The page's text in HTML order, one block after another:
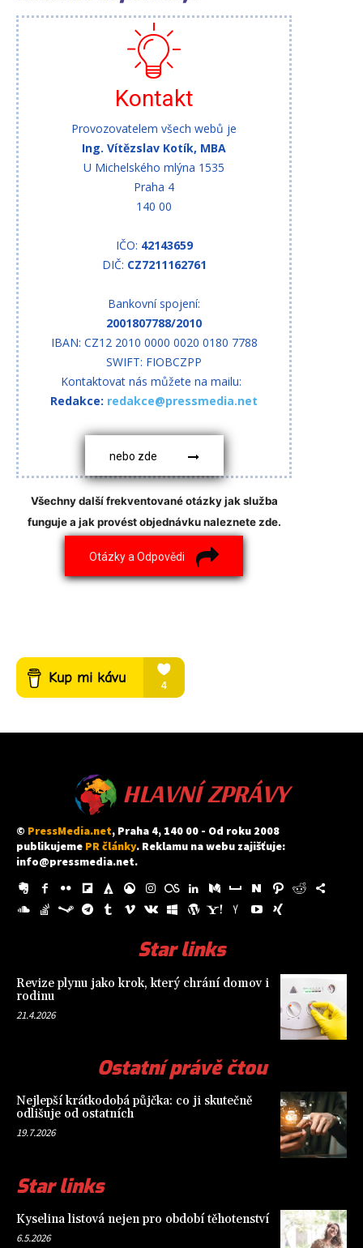
Kontakt
Provozovatelem všech webů je
Ing. Vítězslav Kotík, MBA
U Michelského mlýna 1535
Praha 4
140 00
IČO: 42143659
DIČ: CZ7211162761
Bankovní spojení:
2001807788/2010
IBAN: CZ12 2010 0000 0020 0180 7788
SWIFT: FIOBCZPP
Kontaktovat nás můžete na mailu:
Redakce: redakce@pressmedia.net
nebo zde
Všechny další frekventované otázky jak služba
funguje a jak provést objednávku naleznete zde.
Otázky a Odpovědi
HLAVNÍ ZPRÁVY
© PressMedia.net, Praha 4, 140 00 - Od roku 2008
publikujeme PR články. Reklamu na webu zajišťuje:
info@pressmedia.net.
Star links
Revize plynu jako krok, který chrání domov i
rodinu
21.4.2026
Ostatní právě čtou
Nejlepší krátkodobá půjčka: co ji skutečně
odlišuje od ostatních
19.7.2026
Star links
Kyselina listová nejen pro období těhotenství
6.5.2026